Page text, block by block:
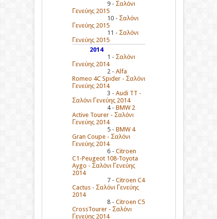
9 - Σαλόνι
Γενεύης 2015
10 - Σαλόνι
Γενεύης 2015
11 - Σαλόνι
Γενεύης 2015
2014
1 - Σαλόνι
Γενεύης 2014
2 - Alfa
Romeo 4C Spider - Σαλόνι
Γενεύης 2014
3 - Audi TT -
Σαλόνι Γενεύης 2014
4 - BMW 2
Active Tourer - Σαλόνι
Γενεύης 2014
5 - BMW 4
Gran Coupe - Σαλόνι
Γενεύης 2014
6 - Citroen
C1-Peugeot 108-Toyota
Aygo - Σαλόνι Γενεύης
2014
7 - Citroen C4
Cactus - Σαλόνι Γενεύης
2014
8 - Citroen C5
CrossTourer - Σαλόνι
Γενεύης 2014